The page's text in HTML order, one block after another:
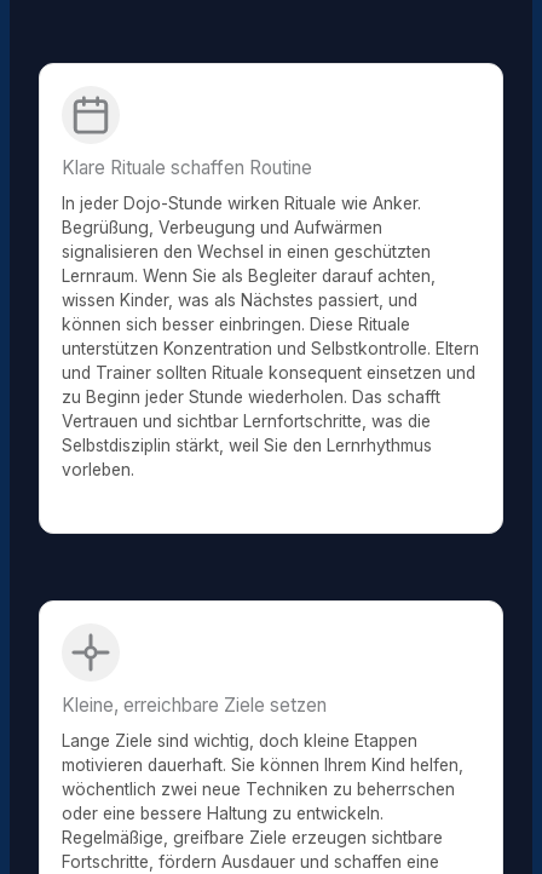
Klare Rituale schaffen Routine
In jeder Dojo-Stunde wirken Rituale wie Anker.
Begrüßung, Verbeugung und Aufwärmen
signalisieren den Wechsel in einen geschützten
Lernraum. Wenn Sie als Begleiter darauf achten,
wissen Kinder, was als Nächstes passiert, und
können sich besser einbringen. Diese Rituale
unterstützen Konzentration und Selbstkontrolle. Eltern
und Trainer sollten Rituale konsequent einsetzen und
zu Beginn jeder Stunde wiederholen. Das schafft
Vertrauen und sichtbar Lernfortschritte, was die
Selbstdisziplin stärkt, weil Sie den Lernrhythmus
vorleben.
Kleine, erreichbare Ziele setzen
Lange Ziele sind wichtig, doch kleine Etappen
motivieren dauerhaft. Sie können Ihrem Kind helfen,
wöchentlich zwei neue Techniken zu beherrschen
oder eine bessere Haltung zu entwickeln.
Regelmäßige, greifbare Ziele erzeugen sichtbare
Fortschritte, fördern Ausdauer und schaffen eine